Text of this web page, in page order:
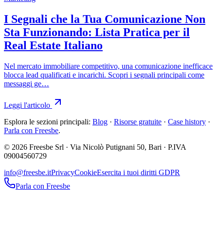
I Segnali che la Tua Comunicazione Non
Sta Funzionando: Lista Pratica per il
Real Estate Italiano
Nel mercato immobiliare competitivo, una comunicazione inefficace
blocca lead qualificati e incarichi. Scopri i segnali principali come
messaggi ge…
Leggi l'articolo
Esplora le sezioni principali: Blog · Risorse gratuite · Case history ·
Parla con Freesbe.
© 2026 Freesbe Srl · Via Nicolò Putignani 50, Bari · P.IVA
09004560729
info@freesbe.itPrivacyCookieEsercita i tuoi diritti GDPR
Parla con Freesbe